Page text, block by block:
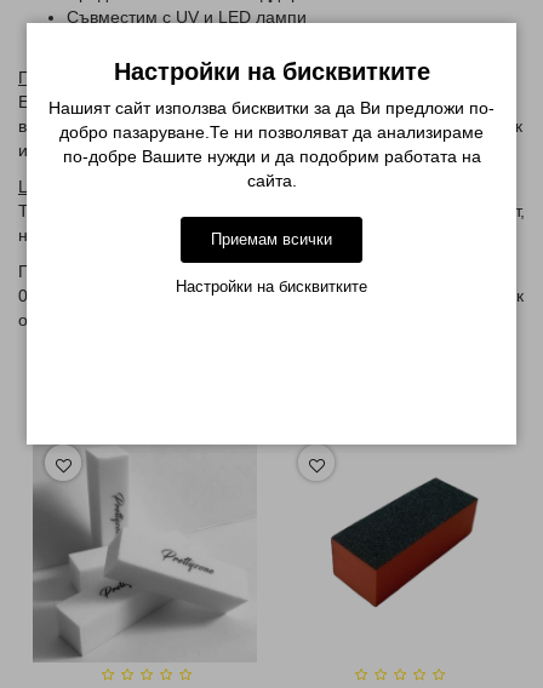
Съвместим с UV и LED лампи
Подходящ за:
Ежедневен маникюр, сватбени и официални визии, както и за
всеки, който търси нежен прасковен цвят с фин перлен блясък
и изискано сияние.
Цветова характеристика:
Топла перлена праскова с ултрафин седефен и искрящ ефект,
напомнящ сиянието на естествена перла.
Произведено в Китай за ВМ 1715 ЕООД, София, тел.
0878222291, email: pretttyzone@gmail.comСрок на годност: Вик
опаковката! 36 месеца от датата на производство.
Настройки на бисквитките
Нашият сайт използва бисквитки за да Ви предложи по-
добро пазаруване.Те ни позволяват да анализираме
по-добре Вашите нужди и да подобрим работата на
сайта.
Приемам всички
Настройки на бисквитките